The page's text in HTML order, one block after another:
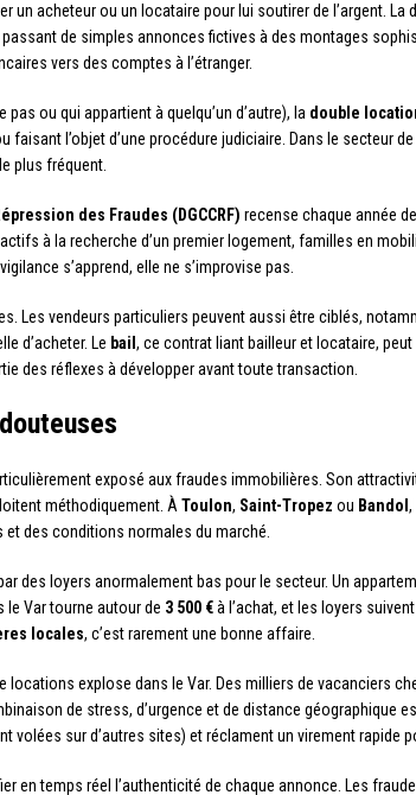
un acheteur ou un locataire pour lui soutirer de l’argent. La
de simples annonces fictives à des montages
vers des comptes à l’étranger.
pas ou qui appartient à quelqu’un d’autre), la double
l’objet d’une procédure judiciaire. Dans le secteur
plus fréquent.
des Fraudes (DGCCRF) recense chaque année
à la recherche d’un premier logement, familles en
s’apprend, elle ne s’improvise pas.
Les vendeurs particuliers peuvent aussi être ciblés,
d’acheter. Le bail , ce contrat liant bailleur et locataire,
des réflexes à développer avant toute transaction.
exposé aux fraudes immobilières. Son
méthodiquement. À Toulon, Saint-Tropez ou Bandol ,
des conditions normales du marché.
des loyers anormalement bas pour le secteur. Un
le Var tourne autour de 3 500 €à l’achat, et les loyers
locales, c’est rarement une bonne affaire.
explose dans le Var. Des milliers de vacanciers
de stress, d’urgence et de distance géographique
sur d’autres sites) et réclament un virement rapide
en temps réel l’authenticité de chaque annonce. Les